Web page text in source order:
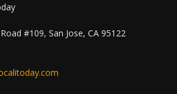
#109, San Jose, CA 95122